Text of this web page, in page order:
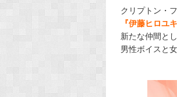
クリプトン・
『伊藤ヒロユキ
新たな仲間と
男性ボイスと